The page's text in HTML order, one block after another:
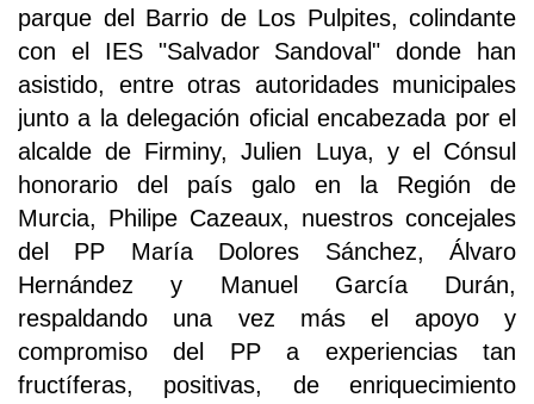
parque del Barrio de Los Pulpites, colindante
con el IES "Salvador Sandoval" donde han
asistido, entre otras autoridades municipales
junto a la delegación oficial encabezada por el
alcalde de Firminy, Julien Luya, y el Cónsul
honorario del país galo en la Región de
Murcia, Philipe Cazeaux, nuestros concejales
del PP María Dolores Sánchez, Álvaro
Hernández y Manuel García Durán,
respaldando una vez más el apoyo y
compromiso del PP a experiencias tan
fructíferas, positivas, de enriquecimiento